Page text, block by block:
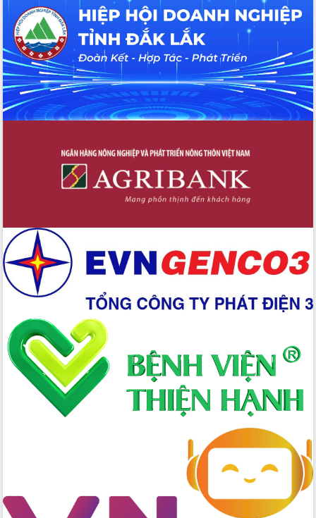
Xây dựng nông thôn mới: Nâng cao đời
sống người dân từ những mô hình thiết
thực
Quyết liệt tháo gỡ vướng mắc, đẩy
nhanh tiến độ các dự án trọng điểm
trong Khu kinh tế Nam Phú Yên
Hòn Yến phát triển du lịch gắn với bảo
tồn biển
đến năm 2050
Phát động chiến dịch 30 ngày đêm
giải phóng mặt bằng Tuyến đường bộ
kinh tế từ 10% trở lên trong Quý
II/2026
Đắk Lắk ký kết thỏa thuận hợp tác về
chuyển đổi số giai đoạn 2026 – 2030
với Tập đoàn Bưu chính Viễn thông
Thứ trưởng Bộ Y tế làm việc với tỉnh
Đắk Lắk về phát triển nhân lực y tế
cho trạm y tế cấp xã
Du lịch Đắk Lắk nâng tầm trải nghiệm
du khách thông qua Hệ thống cơ sở dữ
liệu và Bản đồ số
Tập huấn ứng dụng trí tuệ nhân tạo (AI)
Quyết liệt cải cách hành chính, khơi
thông nguồn lực phát triển